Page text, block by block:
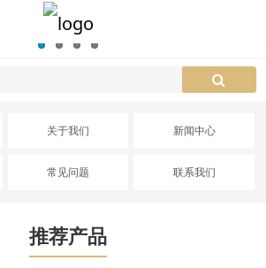
关于我们 新闻中心
常见问题 联系我们
推荐产品